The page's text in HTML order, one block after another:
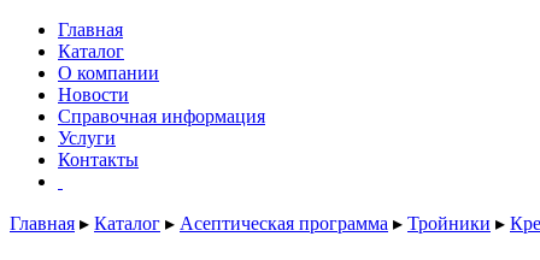
Главная
Каталог
О компании
Новости
Справочная информация
Услуги
Контакты
Главная ▸ Каталог ▸ Асептическая программа ▸ Тройники ▸